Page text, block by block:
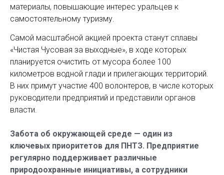
материалы, повышающие интерес уральцев к
самостоятельному туризму.
Самой масштабной акцией проекта станут сплавы
«Чистая Чусовая за выходные», в ходе которых
планируется очистить от мусора более 100
километров водной глади и прилегающих территорий.
В них примут участие 400 волонтеров, в числе которых
руководители предприятий и представили органов
власти.
Забота об окружающей среде — один из
ключевых приоритетов для ПНТЗ. Предприятие
регулярно поддерживает различные
природоохранные инициативы, а сотрудники